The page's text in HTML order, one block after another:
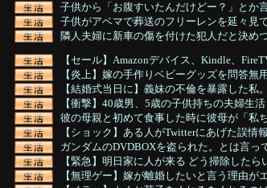
子供から「お腹すいたんだけどー？」とか
子供がアベマで葬送のフリーレンを延々見
隣人夫婦に新車の傷を付けた犯人だと決め
【セール】Amazonデバイス、Kindle、
【炎上】嫁の手作りベビーグッズを問答
【結婚式当日に】義妹の不倫を暴露した
【衝撃】40歳男、5歳の子供持ちの夫婦生
彼の母親と初めて食事した時に彼母が「私
【ショック】ある人がTwitterにあげた誤情
ガンダムのDVDBOXを盗られた。とは言っ
【緊急】明日家に人が来る どう掃除したら
【無理ゲー】嫁が離婚したいと言う理由が